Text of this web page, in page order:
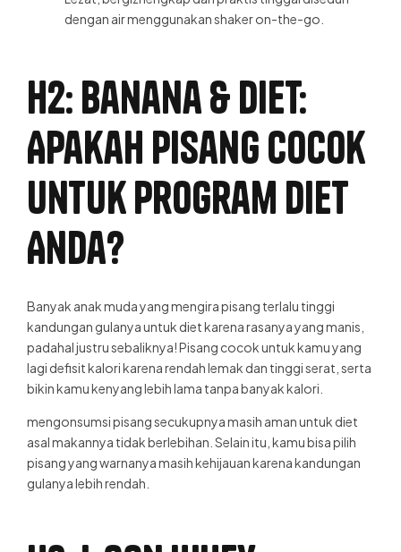
dengan air menggunakan shaker on-the-go.
H2: Banana & Diet:
Apakah Pisang Cocok
untuk Program Diet
Anda?
Banyak anak muda yang mengira pisang terlalu tinggi
kandungan gulanya untuk diet karena rasanya yang manis,
padahal justru sebaliknya! Pisang cocok untuk kamu yang
lagi defisit kalori karena rendah lemak dan tinggi serat, serta
bikin kamu kenyang lebih lama tanpa banyak kalori.
mengonsumsi pisang secukupnya masih aman untuk diet
asal makannya tidak berlebihan. Selain itu, kamu bisa pilih
pisang yang warnanya masih kehijauan karena kandungan
gulanya lebih rendah.